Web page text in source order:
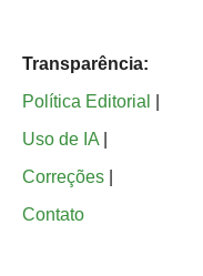
Transparência:
Política Editorial
Uso de IA
Correções
Contato